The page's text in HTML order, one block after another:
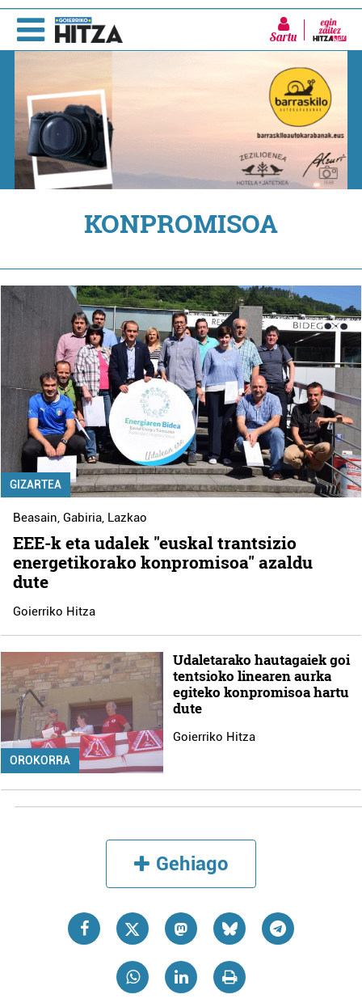
Sartu
KONPROMISOA
GIZARTEA
Beasain,Gabiria, Lazkao
EEE-k eta udalek "euskal trantsizio
energetikorako konpromisoa" azaldu
dute
Goierriko Hitza
OROKORRA
Udaletarako hautagaiek goi
tentsioko linearen aurka
egiteko konpromisoa hartu
dute
Goierriko Hitza
Gehiago